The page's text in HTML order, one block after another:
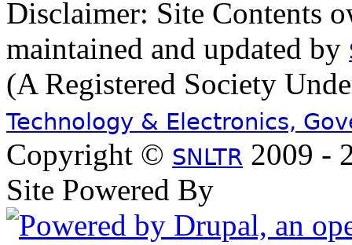
Disclaimer: Site Contents
maintained and updated by
(A Registered Society
Technology & Electronics,
Copyright © SNLTR 2009 -
Site Powered By